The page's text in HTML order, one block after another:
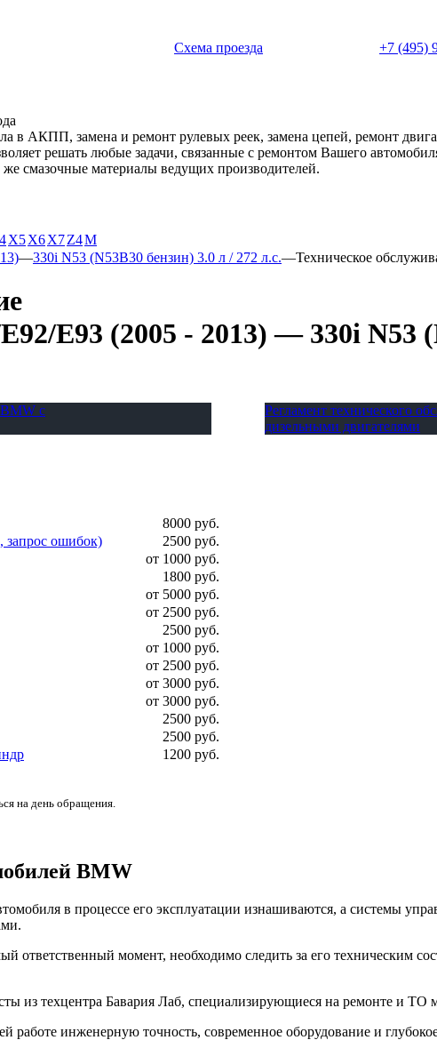
Схема проезда +7 (495)
в АКПП, замена и ремонт рулевых реек, замена цепей, ремонт
решать любые задачи, связанные с ремонтом Вашего
смазочные материалы ведущих производителей.
X5X6X7Z4М
—330i N53 (N53B30 бензин) 3.0 л / 272 л.с.—Техническое
E93 (2005 - 2013) — 330i N53
BMW с
Регламент технического
дизельными двигателями
8000 руб.
запрос ошибок)
2500 руб.
от 1000 руб.
1800 руб.
от 5000 руб.
от 2500 руб.
2500 руб.
от 1000 руб.
от 2500 руб.
от 3000 руб.
от 3000 руб.
2500 руб.
2500 руб.
1200 руб.
на день обращения.
BMW
в процессе его эксплуатации изнашиваются, а системы
ответственный момент, необходимо следить за его техническим
из техцентра Бавария Лаб, специализирующиеся на ремонте и
работе инженерную точность, современное оборудование и